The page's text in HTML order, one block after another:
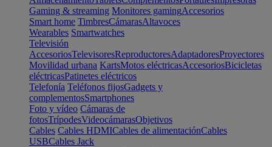
Gaming & streaming Monitores gamingAccesorios
Smart home TimbresCámarasAltavoces
Wearables Smartwatches
Televisión
AccesoriosTelevisoresReproductoresAdaptadoresProyectores
Movilidad urbana KartsMotos eléctricasAccesoriosBicicletas
eléctricasPatinetes eléctricos
Telefonía Teléfonos fijosGadgets y
complementosSmartphones
Foto y vídeo Cámaras de
fotosTrípodesVideocámarasObjetivos
Cables Cables HDMICables de alimentaciónCables
USBCables Jack